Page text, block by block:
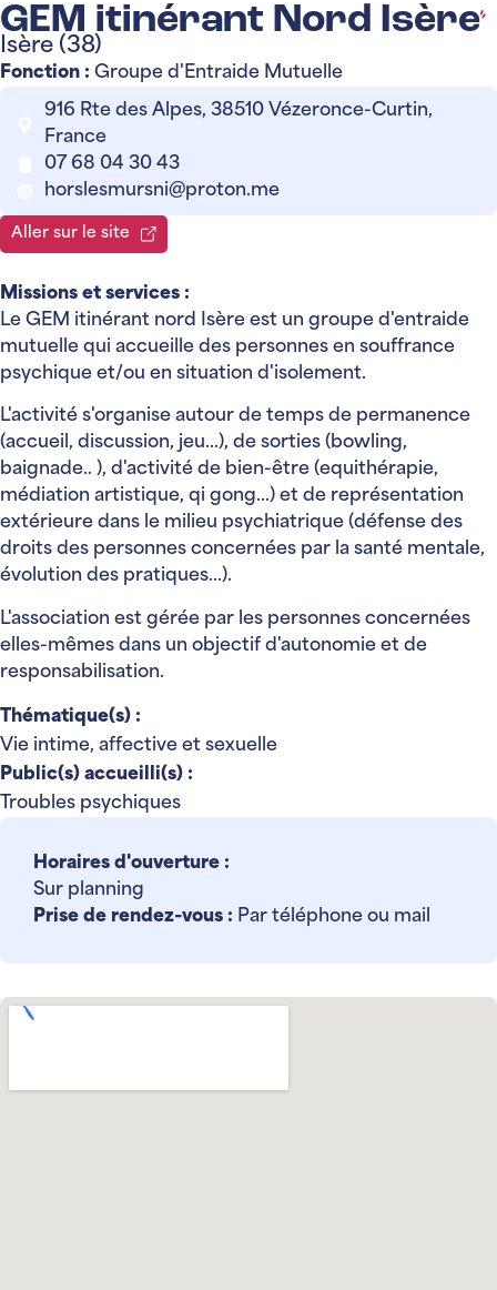
GEM itinérant Nord Isère
Isère (38)
Fonction : Groupe d'Entraide Mutuelle
916 Rte des Alpes, 38510 Vézeronce-Curtin,
France
07 68 04 30 43
horslesmursni@proton.me
Aller sur le site
Missions et services :
Le GEM itinérant nord Isère est un groupe d'entraide
mutuelle qui accueille des personnes en souffrance
psychique et/ou en situation d'isolement.
L'activité s'organise autour de temps de permanence
(accueil, discussion, jeu...), de sorties (bowling,
baignade.. ), d'activité de bien-être (equithérapie,
médiation artistique, qi gong...) et de représentation
extérieure dans le milieu psychiatrique (défense des
droits des personnes concernées par la santé mentale,
évolution des pratiques...).
L'association est gérée par les personnes concernées
elles-mêmes dans un objectif d'autonomie et de
responsabilisation.
Thématique(s) :
Vie intime, affective et sexuelle
Public(s) accueilli(s) :
Troubles psychiques
Horaires d'ouverture :
Sur planning
Prise de rendez-vous : Par téléphone ou mail